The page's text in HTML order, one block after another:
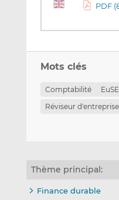
PDF
Mots clés
Comptabilité
Réviseur
Thème principal:
Finance durable